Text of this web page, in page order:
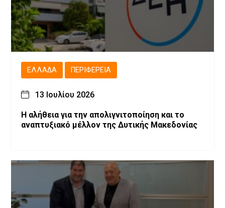
ΕΛΛΆΔΑ ΠΕΡΙΦΈΡΕΙΑ
13 Ιουλίου 2026
Η αλήθεια για την απολιγνιτοποίηση και το
αναπτυξιακό μέλλον της Δυτικής Μακεδονίας